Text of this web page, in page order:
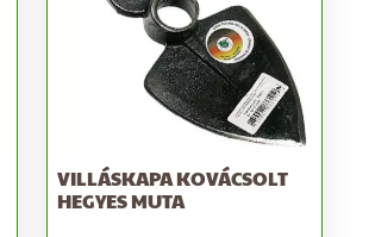
VILLÁSKAPA KOVÁCSOLT
HEGYES MUTA